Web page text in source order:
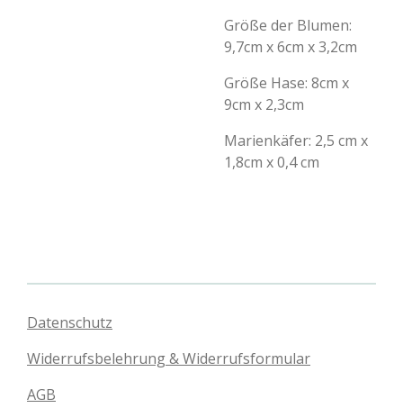
Größe der Blumen:
9,7cm x 6cm x 3,2cm
Größe Hase: 8cm x
9cm x 2,3cm
Marienkäfer: 2,5 cm x
1,8cm x 0,4 cm
Datenschutz
Widerrufsbelehrung & Widerrufsformular
AGB